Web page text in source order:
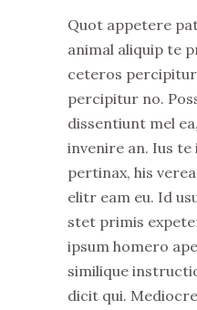
Quot appetere
animal aliquip te
ceteros
percipitur no.
dissentiunt mel
invenire an. Ius
pertinax, his
elitr eam eu. Id
stet primis
ipsum homero
similique
dicit qui.